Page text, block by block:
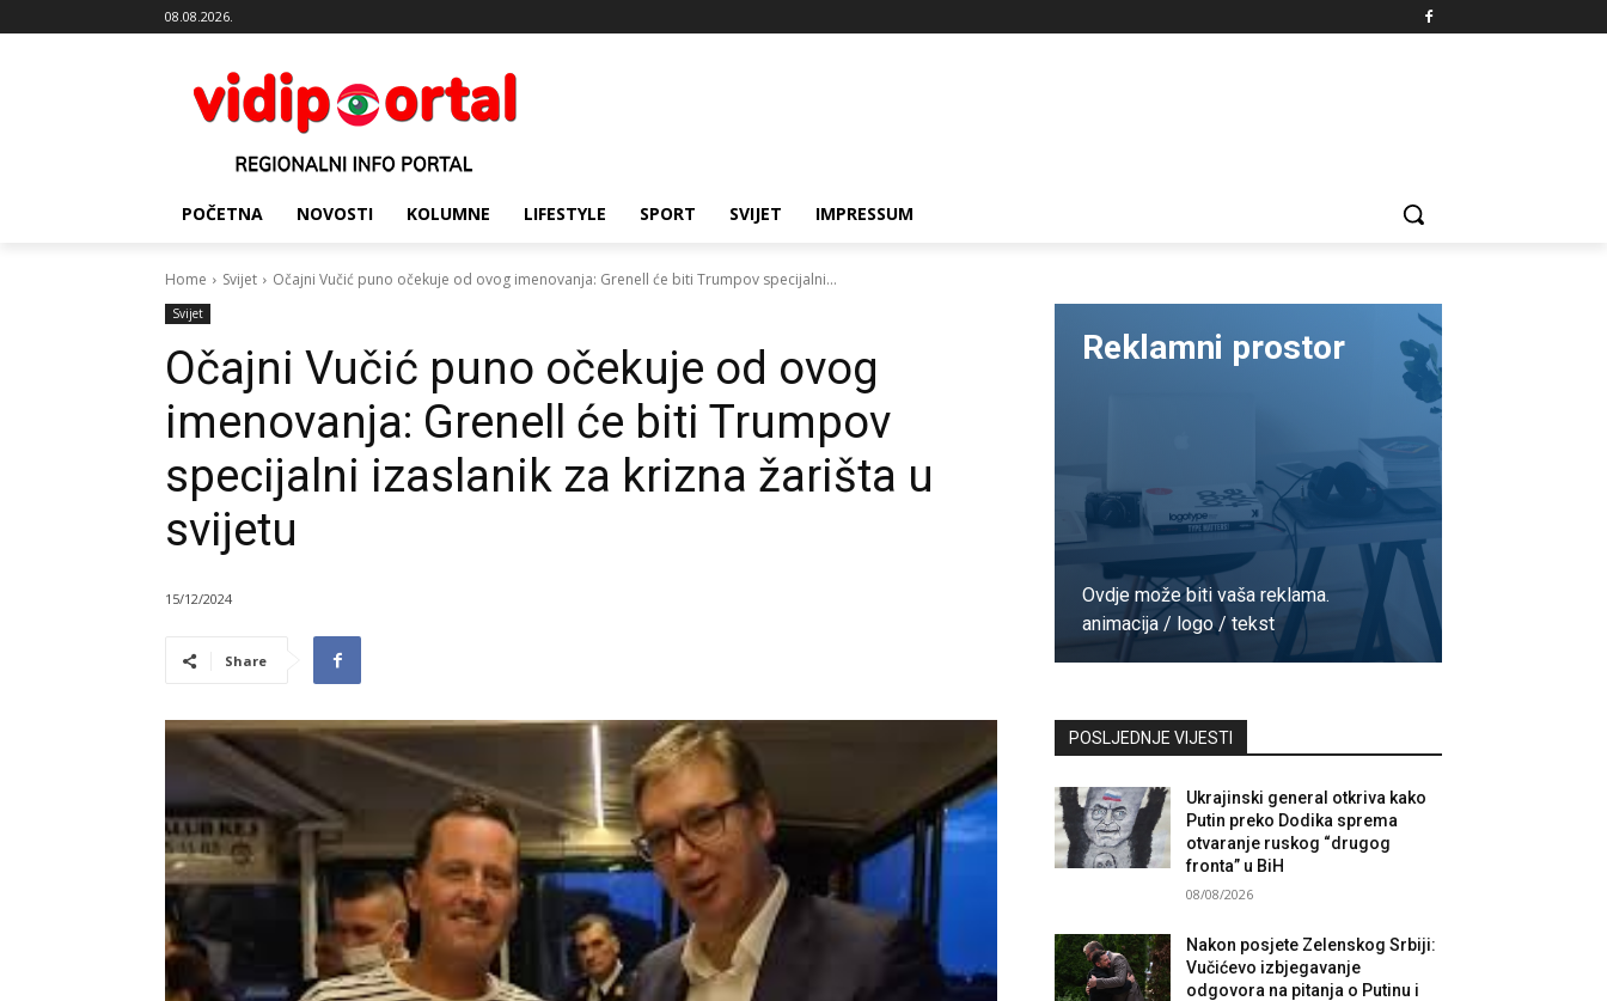
08.08.2026.
POČETNA NOVOSTI KOLUMNE LIFESTYLE SPORT SVIJET IMPRESSUM
Home Svijet Očajni Vučić puno očekuje od ovog imenovanja: Grenell će biti Trumpov specijalni...
Svijet
Očajni Vučić puno očekuje od ovog
imenovanja: Grenell će biti Trumpov
specijalni izaslanik za krizna žarišta u
svijetu
15/12/2024
Share
Reklamni prostor
Ovdje može biti vaša reklama.
animacija / logo / tekst
POSLJEDNJE VIJESTI
Ukrajinski general otkriva kako
Putin preko Dodika sprema
otvaranje ruskog “drugog
fronta” u BiH
08/08/2026
Nakon posjete Zelenskog Srbiji:
Vučićevo izbjegavanje
odgovora na pitanja o Putinu i